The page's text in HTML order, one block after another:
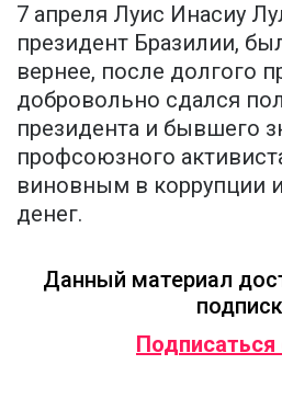
7 апреля Луис Инасиу
президент Бразилии,
вернее, после долгого
добровольно сдался
президента и бывшего
профсоюзного
виновным в коррупции
денег.
Данный материал
Подписаться